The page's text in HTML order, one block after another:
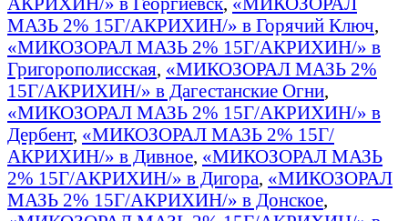
МАЗЬ 2% 15Г/АКРИХИН/» в Горячий Ключ,
«МИКОЗОРАЛ МАЗЬ 2% 15Г/АКРИХИН/» в
Григорополисская, «МИКОЗОРАЛ МАЗЬ 2%
15Г/АКРИХИН/» в Дагестанские Огни,
«МИКОЗОРАЛ МАЗЬ 2% 15Г/АКРИХИН/» в
Дербент, «МИКОЗОРАЛ МАЗЬ 2% 15Г/
АКРИХИН/» в Дивное, «МИКОЗОРАЛ МАЗЬ
2% 15Г/АКРИХИН/» в Дигора, «МИКОЗОРАЛ
МАЗЬ 2% 15Г/АКРИХИН/» в Донское,